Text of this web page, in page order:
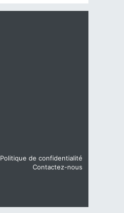
Politique de confidentialité
Contactez-nous